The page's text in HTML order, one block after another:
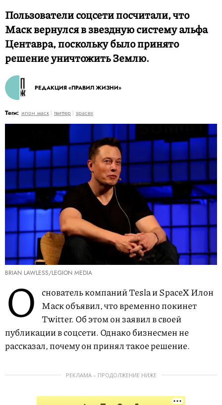
Пользователи соцсети посчитали, что
Маск вернулся в звездную систему альфа
Центавра, поскольку было принято
решение уничтожить Землю.
РЕДАКЦИЯ «ПРАВИЛ ЖИЗНИ»
Теги: илон маск твиттер spacex
BRIAN LAWLESS/LEGION MEDIA
О
снователь компаний Tesla и SpaceX Илон
Маск объявил, что временно покинет
Twitter. Об этом он заявил в своей
публикации в соцсети. Однако бизнесмен не
рассказал, почему он принял такое решение.
РЕКЛАМА – ПРОДОЛЖЕНИЕ НИЖЕ